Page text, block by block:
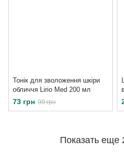
Тонік для зволоження шкіри
обличчя Lirio Med 200 мл
73 грн 99 грн
Показать еще